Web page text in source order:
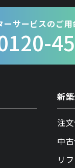
ーサービスのご
新
注
中
リ